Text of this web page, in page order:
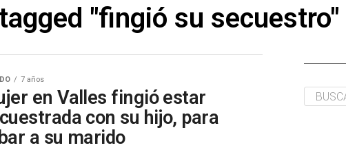
"fingió su secuestro"
7 años
en Valles fingió estar
con su hijo, para
a su marido